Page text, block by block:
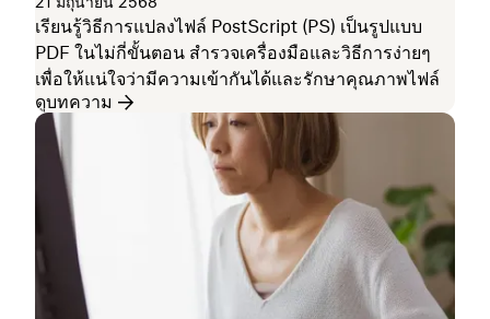
เรียนรู้วิธีการแปลงไฟล์ PostScript (PS) เป็นรูปแบบ
PDF ในไม่กี่ขั้นตอน สำรวจเครื่องมือและวิธีการง่ายๆ
เพื่อให้แน่ใจว่ามีความเข้ากันได้และรักษาคุณภาพไฟล์
ดูบทความ